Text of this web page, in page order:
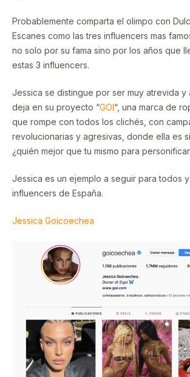
Probablemente comparta el olimpo con
Escanes como las tres influencers mas
no solo por su fama sino por los años que
estas 3 influencers.
Jessica se distingue por ser muy atrevida y
deja en su proyecto “GOI“, una marca de
que rompe con todos los clichés, con
revolucionarias y agresivas, donde ella es
¿quién mejor que tu mismo para
Jessica es un ejemplo a seguir para todos
influencers de España.
Jessica Goicoechea